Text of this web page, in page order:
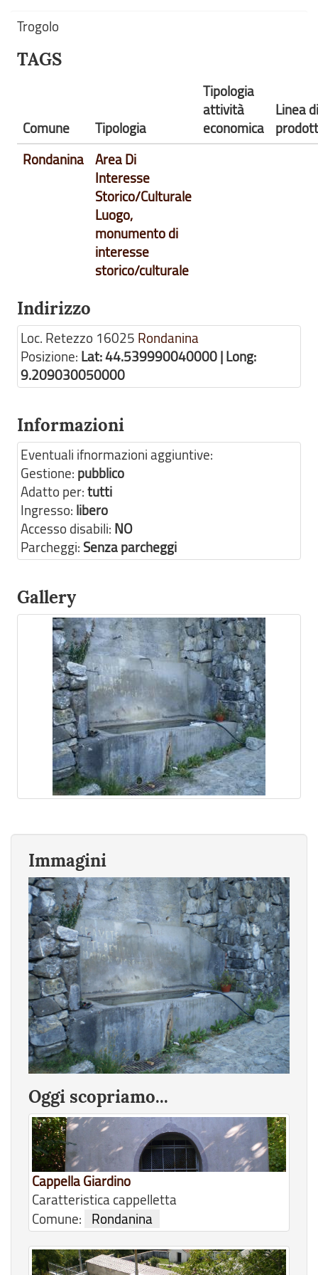
Trogolo
TAGS
Comune Tipologia
Tipologia
attività
economica
Linea di
Rondanina
Area Di
Interesse
Storico/Culturale
Luogo,
monumento di
interesse
storico/culturale
Indirizzo
Loc. Retezzo 16025 Rondanina
Posizione: Lat: 44.539990040000 | Long:
9.209030050000
Informazioni
Eventuali ifnormazioni aggiuntive:
Gestione: pubblico
Adatto per:tutti
Ingresso: libero
Accesso disabili: NO
Parcheggi: Senza parcheggi
Gallery
Immagini
Oggi scopriamo...
Cappella Giardino
Caratteristica cappelletta
Comune:
Rondanina